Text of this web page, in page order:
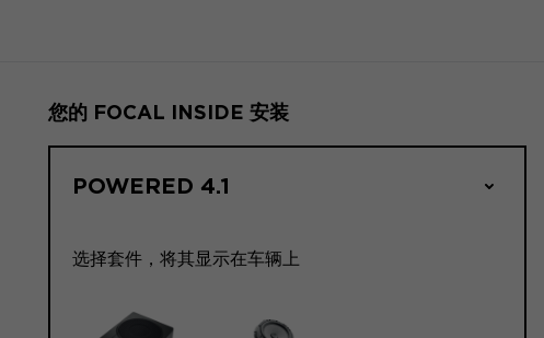
您的 FOCAL INSIDE 安装
POWERED 4.1
选择套件，将其显示在车辆上